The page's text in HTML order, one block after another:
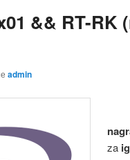
&& RT-RK
admin
za